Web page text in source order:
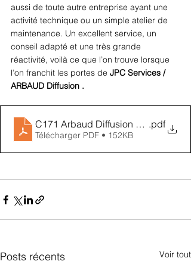
aussi de toute autre entreprise ayant une
activité technique ou un simple atelier de
maintenance. Un excellent service, un
conseil adapté et une très grande
réactivité, voilà ce que l’on trouve lorsque
l’on franchit les portes de JPC Services /
ARBAUD Diffusion .
C171 Arbaud Diffusion Auto.pdf
Télécharger PDF • 152KB
Posts récents Voir tout